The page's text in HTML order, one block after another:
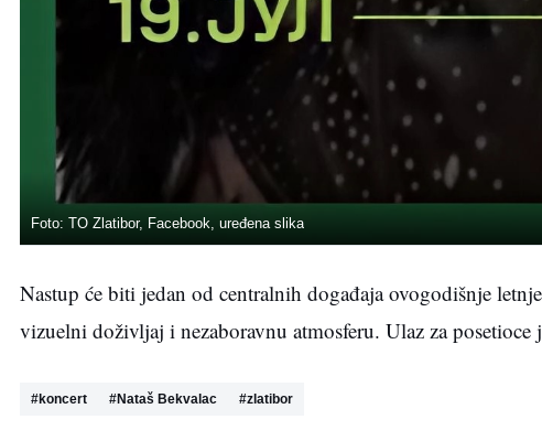
Foto: TO Zlatibor, Facebook, uređena slika
Nastup će biti jedan od centralnih događaja ovogodišnje
vizuelni doživljaj i nezaboravnu atmosferu. Ulaz za posetioce
#koncert #Nataš Bekvalac #zlatibor